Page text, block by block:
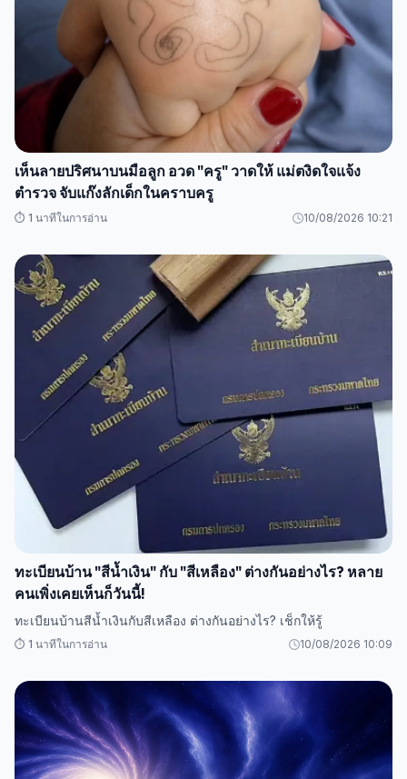
เห็นลายปริศนาบนมือลูก อวด "ครู" วาดให้ แม่ตงิดใจแจ้ง
ตำรวจ จับแก๊งลักเด็กในคราบครู
⏱️ 1 นาทีในการอ่าน 10/08/2026 10:21
ทะเบียนบ้าน "สีน้ำเงิน" กับ "สีเหลือง" ต่างกันอย่างไร? หลาย
คนเพิ่งเคยเห็นก็วันนี้!
ทะเบียนบ้านสีน้ำเงินกับสีเหลือง ต่างกันอย่างไร? เช็กให้รู้
⏱️ 1 นาทีในการอ่าน 10/08/2026 10:09